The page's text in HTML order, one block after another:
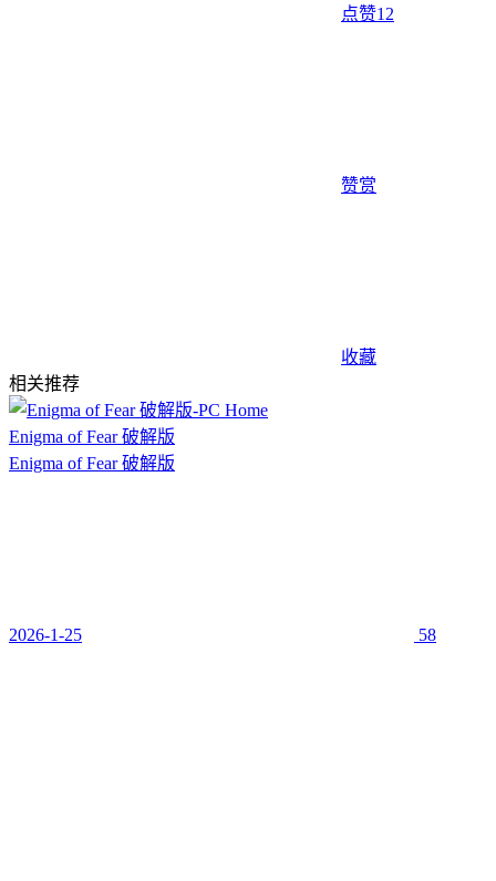
点赞12
赞赏
收藏
相关推荐
Enigma of Fear 破解版
Enigma of Fear 破解版
2026-1-25 58